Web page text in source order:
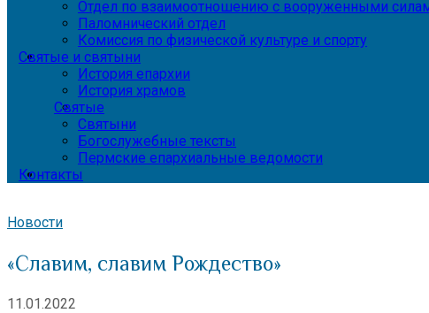
Отдел по взаимоотношению с вооруженными
Паломнический отдел
Комиссия по физической культуре и спорту
Святые и святыни
История епархии
История храмов
Святые
Святыни
Богослужебные тексты
Пермские епархиальные ведомости
Контакты
Новости
«Славим, славим Рождество»
11.01.2022